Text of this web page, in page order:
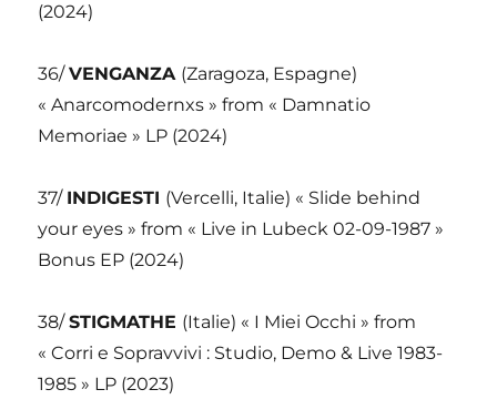
(2024)
36/VENGANZA (Zaragoza, Espagne)
« Anarcomodernxs » from « Damnatio
Memoriae » LP (2024)
37/ INDIGESTI (Vercelli, Italie) « Slide behind
your eyes » from « Live in Lubeck 02-09-1987 »
Bonus EP (2024)
38/STIGMATHE (Italie) « I Miei Occhi » from
« Corri e Sopravvivi : Studio, Demo & Live 1983-
1985 » LP (2023)